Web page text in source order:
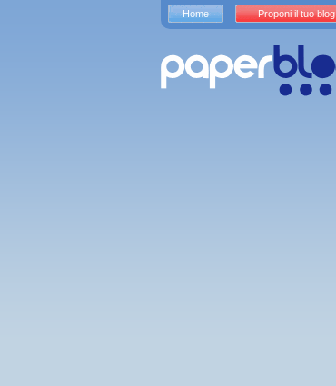
Home Proponi il tuo blog